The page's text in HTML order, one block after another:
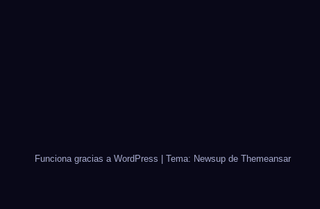
Funciona gracias a WordPress Tema: Newsup de Themeansar